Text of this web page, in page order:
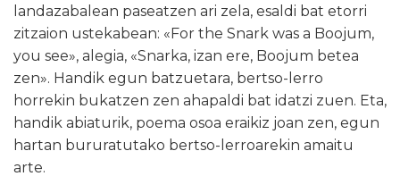
landazabalean paseatzen ari zela, esaldi bat etorri
zitzaion ustekabean: «For the Snark was a Boojum,
you see», alegia, «Snarka, izan ere, Boojum betea
zen». Handik egun batzuetara, bertso-lerro
horrekin bukatzen zen ahapaldi bat idatzi zuen. Eta,
handik abiaturik, poema osoa eraikiz joan zen, egun
hartan bururatutako bertso-lerroarekin amaitu
arte.